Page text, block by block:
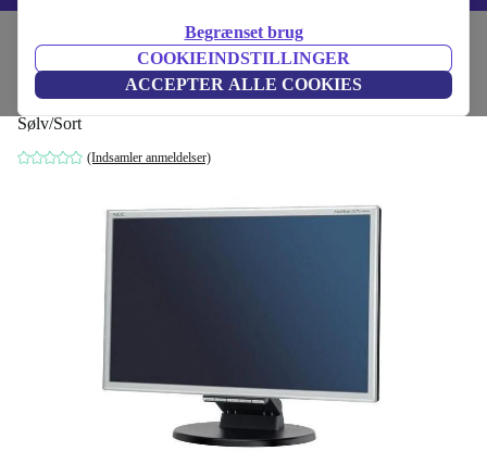
Begrænset brug
COOKIEINDSTILLINGER
ACCEPTER ALLE COOKIES
Monitorer
NEC MultiSync LCD225WXM | 22"
Sølv/Sort
(Indsamler anmeldelser)